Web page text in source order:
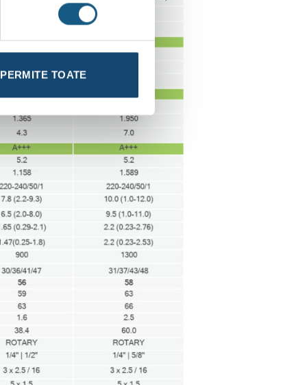
PERMITE TOATE